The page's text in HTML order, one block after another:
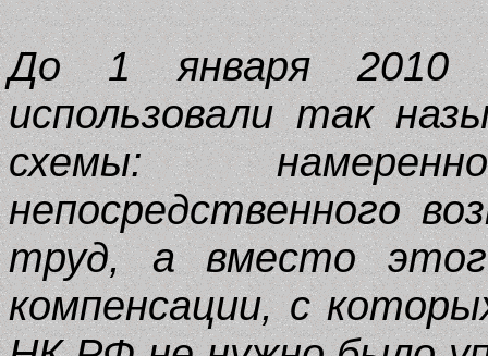
До 1 января 2010
использовали так
схемы:
непосредственного
труд, а вместо
компенсации, с